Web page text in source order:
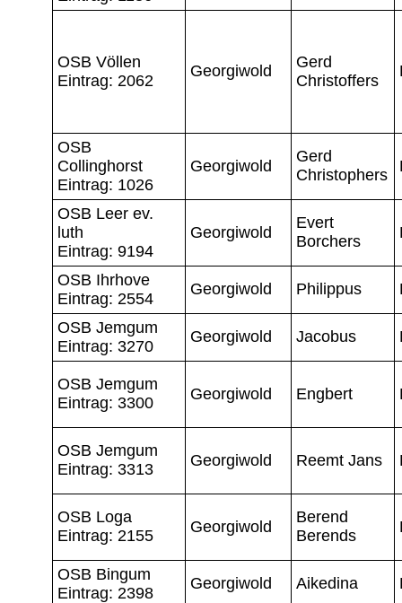
OSB Völlen
Eintrag: 2062
Georgiwold
Gerd
Christoffers
OSB
Collinghorst
Eintrag: 1026
Georgiwold
Gerd
Christophers
OSB Leer ev.
luth
Eintrag: 9194
Georgiwold
Evert
Borchers
OSB Ihrhove
Eintrag: 2554
Georgiwold Philippus
OSB Jemgum
Eintrag: 3270
Georgiwold Jacobus
OSB Jemgum
Eintrag: 3300
Georgiwold Engbert
OSB Jemgum
Eintrag: 3313
Georgiwold Reemt Jans
OSB Loga
Eintrag: 2155
Georgiwold
Berend
Berends
OSB Bingum
Eintrag: 2398
Georgiwold Aikedina